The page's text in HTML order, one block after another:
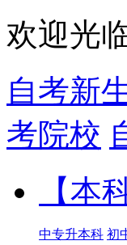
欢迎光
自考新
考院校
【本
中专升本科 初